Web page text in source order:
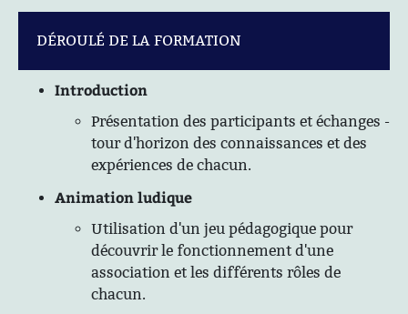
DÉROULÉ DE LA FORMATION
Introduction
Présentation des participants et échanges -
tour d'horizon des connaissances et des
expériences de chacun.
Animation ludique
Utilisation d'un jeu pédagogique pour
découvrir le fonctionnement d'une
association et les différents rôles de
chacun.